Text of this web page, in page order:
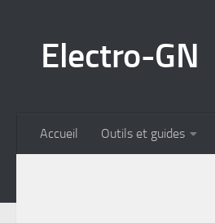
Electro-GN
Accueil Outils et guides